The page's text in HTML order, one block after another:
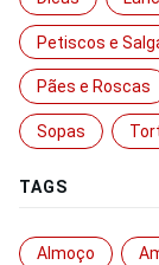
Petiscos e
Pães e Roscas
Sopas
TAGS
Almoço